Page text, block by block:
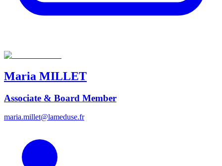
Maria MILLET
Associate & Board Member
maria.millet@lameduse.fr